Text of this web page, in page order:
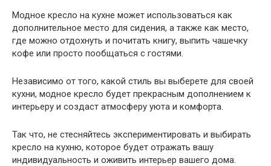
Модное кресло на кухне может использоваться как
дополнительное место для сидения, а также как место,
где можно отдохнуть и почитать книгу, выпить чашечку
кофе или просто пообщаться с гостями.
Независимо от того, какой стиль вы выберете для своей
кухни, модное кресло будет прекрасным дополнением к
интерьеру и создаст атмосферу уюта и комфорта.
Так что, не стесняйтесь экспериментировать и выбирать
кресло на кухню, которое будет отражать вашу
индивидуальность и оживить интерьер вашего дома.